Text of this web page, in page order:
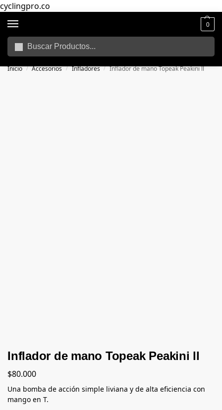
cyclingpro.co
0
🚴‍ Envío gratuito a todo Colombia por compras superiores a $250.000
Inicio / Accesorios / Infladores / Inflador de mano Topeak Peakini ll
Inflador de mano Topeak Peakini ll
$80.000
Una bomba de acción simple liviana y de alta eficiencia con
mango en T.